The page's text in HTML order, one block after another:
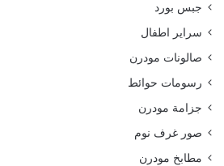
جبس بورد
سراير اطفال
صالونات مودرن
رسومات حوائط
جزامة مودرن
صور غرف نوم
مطابخ مودرن